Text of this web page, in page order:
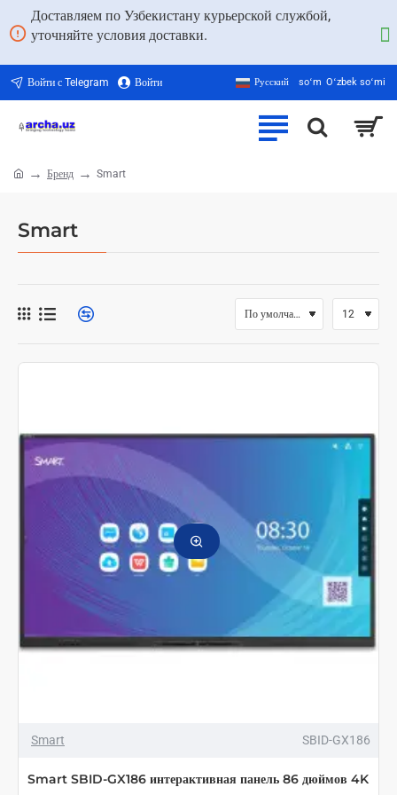
Доставляем по Узбекистану курьерской службой,
уточняйте условия доставки.
Войти с Telegram Войти Русский soʻm Oʻzbek soʻmi
Smart
Бренд Smart
Smart SBID-GX186
Smart SBID-GX186 интерактивная панель 86 дюймов 4K